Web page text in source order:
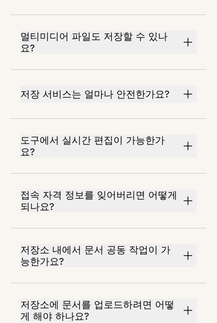
멀티미디어 파일도 저장할 수 있나
요?
저장 서비스는 얼마나 안전한가요?
도구에서 실시간 편집이 가능한가
요?
접속 자격 정보를 잊어버리면 어떻게
되나요?
저장소 내에서 문서 공동 작업이 가
능한가요?
저장소에 문서를 업로드하려면 어떻
게 해야 하나요?